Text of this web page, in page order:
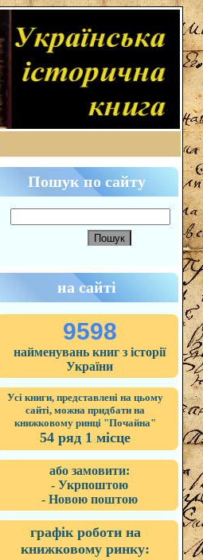
Пошук по сайту
на сайті
9598
найменувань книг з історії
України
Усі книги, представлені на цьому
сайті, можна придбати на
книжковому ринці "Почайна"
54 ряд 1 місце
або замовити:
- Укрпоштою
- Новою поштою
графік роботи на
книжковому ринку: